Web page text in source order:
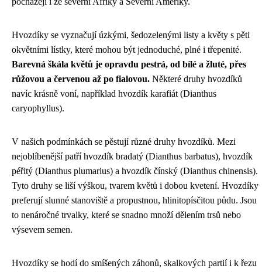
Hvozdíky se vyznačují úzkými, šedozelenými listy a květy s pěti
okvětními lístky, které mohou být jednoduché, plné i třepenité.
Barevná škála květů je opravdu pestrá, od bílé a žluté, přes
růžovou a červenou až po fialovou. Některé druhy hvozdíků
navíc krásně voní, například hvozdík karafiát (Dianthus
caryophyllus).
V našich podmínkách se pěstují různé druhy hvozdíků. Mezi
nejoblíbenější patří hvozdík bradatý (Dianthus barbatus), hvozdík
péřitý (Dianthus plumarius) a hvozdík čínský (Dianthus chinensis).
Tyto druhy se liší výškou, tvarem květů i dobou kvetení. Hvozdíky
preferují slunné stanoviště a propustnou, hlinitopísčitou půdu. Jsou
to nenáročné trvalky, které se snadno množí dělením trsů nebo
výsevem semen.
Hvozdíky se hodí do smíšených záhonů, skalkových partií i k řezu